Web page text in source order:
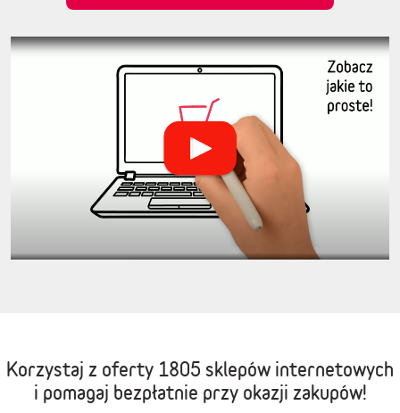
Korzystaj z oferty 1805 sklepów internetowych
i pomagaj bezpłatnie przy okazji zakupów!